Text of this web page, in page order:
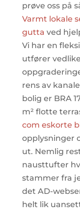
prøve oss på
Varmt lokale
gutta ved
Vi har en
utfører
rens av
bolig er BRA
m² flotte
com eskorte
opplysninger
ut. Nemlig
nausttufter
stammer fra
det AD-
helt lik